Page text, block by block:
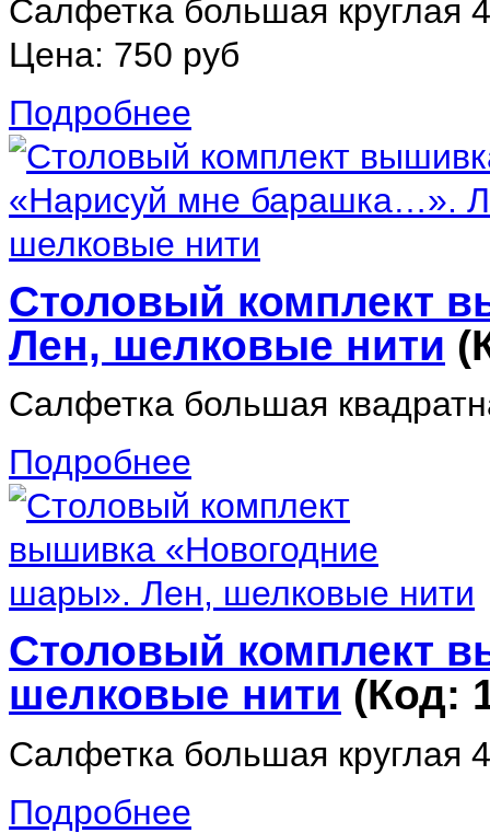
Салфетка большая круглая
Цена: 750 руб
Подробнее
Столовый комплект
Лен, шелковые нити
Салфетка большая
Подробнее
Столовый комплект
шелковые нити (Код:
Салфетка большая круглая
Подробнее